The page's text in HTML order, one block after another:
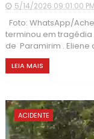
5/14/2026 09:01:00 PM
Foto: WhatsApp/
terminou em
de Paramirim . Eliene
LEIA MAIS
ACIDENTE